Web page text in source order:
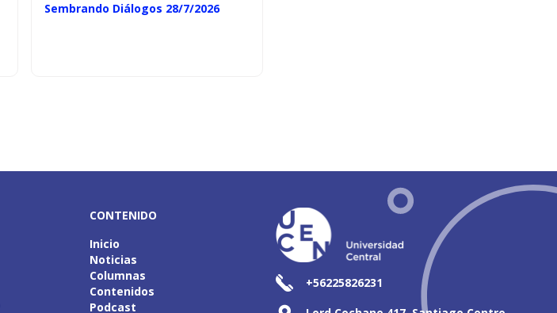
Sembrando Diálogos 28/7/2026
CONTENIDO
Inicio
Noticias
Columnas
Contenidos
Podcast
+56225826231